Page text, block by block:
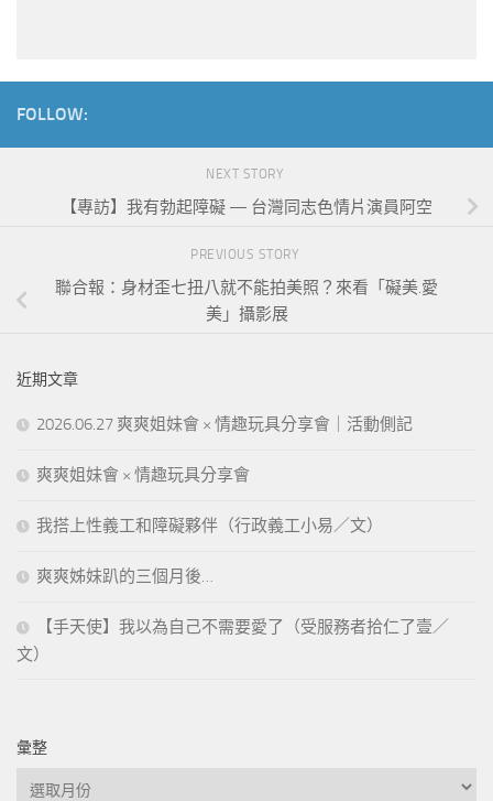
FOLLOW:
NEXT STORY
【專訪】​我有勃起障礙 — 台灣同志色情片演員阿空
PREVIOUS STORY
聯合報：身材歪七扭八就不能拍美照？來看「礙美.愛
美」攝影展
近期文章
2026.06.27 爽爽姐妹會 × 情趣玩具分享會｜活動側記
爽爽姐妹會 × 情趣玩具分享會
我搭上性義工和障礙夥伴（行政義工小易／文）
爽爽姊妹趴的三個月後…
【手天使】我以為自己不需要愛了（受服務者拾仁了壹／
文）
彙整
彙